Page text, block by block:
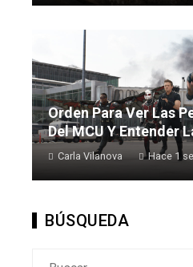
Orden Para Ver Las
Del MCU Y Entender
Carla Vilanova Hace 1
BÚSQUEDA